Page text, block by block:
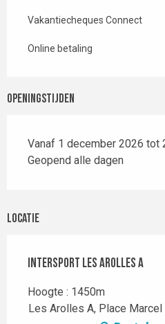
Vakantiecheques Connect
Online betaling
Openingstijden
Vanaf 1 december 2026 tot
Geopend alle dagen
Locatie
Intersport Les Arolles A
Hoogte : 1450m
Les Arolles A, Place